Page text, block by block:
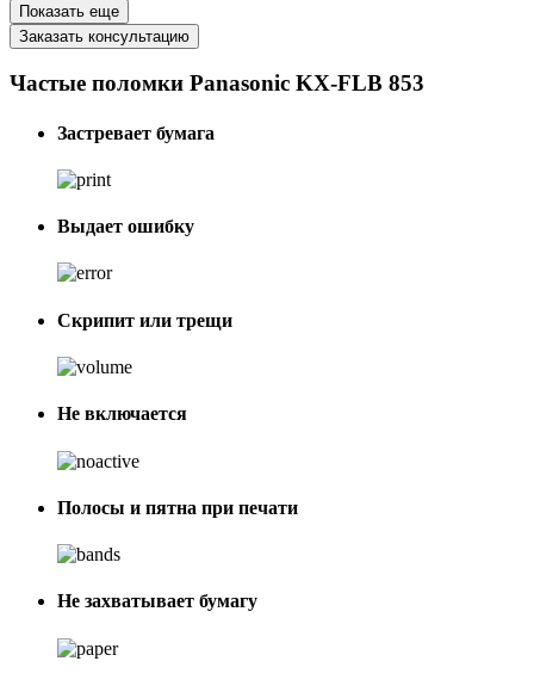
Показать еще
Заказать консультацию
Частые поломки Panasonic KX-FLB 853
Застревает бумага
Выдает ошибку
Скрипит или трещи
Не включается
Полосы и пятна при печати
Не захватывает бумагу